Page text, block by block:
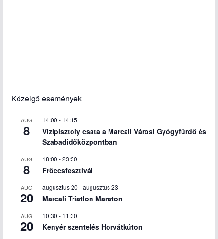
Közelgő események
AUG
8
14:00 - 14:15
Vizipisztoly csata a Marcali Városi Gyógyfürdő és
Szabadidőközpontban
AUG
8
18:00 -23:30
Fröccsfesztivál
AUG
20
augusztus 20 -augusztus 23
Marcali Triatlon Maraton
AUG
20
10:30 - 11:30
Kenyér szentelés Horvátkúton